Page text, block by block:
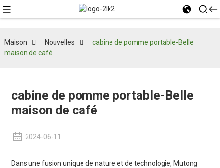
Maison Nouvelles
cabine de pomme portable-Belle
maison de café
cabine de pomme portable-Belle
maison de café
2024-06-11
Dans une fusion unique de nature et de technologie, Mutong